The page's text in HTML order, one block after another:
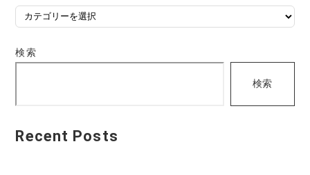
ー
ョ
カ
テ
ゴ
リ
検索
検索
Recent Posts